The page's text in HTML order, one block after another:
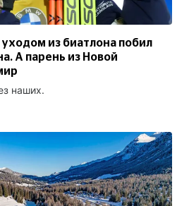
из биатлона побил
А парень из Новой
наших.